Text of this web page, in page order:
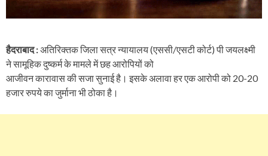
हैदराबाद :अतिरिक्तक जिला सत्र न्यायालय (एससी/एसटी कोर्ट) पी जयलक्ष्मी
ने सामूहिक दुष्कर्म के मामले में छह आरोपियों को
आजीवन कारावास की सजा सुनाई है। इसके अलावा हर एक आरोपी को 20-20
हजार रुपये का जुर्माना भी ठोका है।